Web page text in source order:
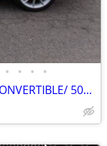
• • • •
2001 ASTON MARTIN DB7 VOLANTE CONVERTIBLE/ 50K MILES